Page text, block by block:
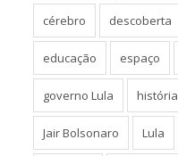
cérebro descoberta
educação espaço
governo Lula história
Jair Bolsonaro Lula